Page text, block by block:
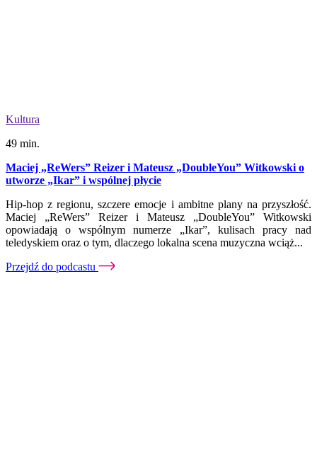
Kultura
49 min.
Maciej „ReWers” Reizer i Mateusz „DoubleYou” Witkowski o
utworze „Ikar” i wspólnej płycie
Hip-hop z regionu, szczere emocje i ambitne plany na przyszłość.
Maciej „ReWers” Reizer i Mateusz „DoubleYou” Witkowski
opowiadają o wspólnym numerze „Ikar”, kulisach pracy nad
teledyskiem oraz o tym, dlaczego lokalna scena muzyczna wciąż...
Przejdź do podcastu